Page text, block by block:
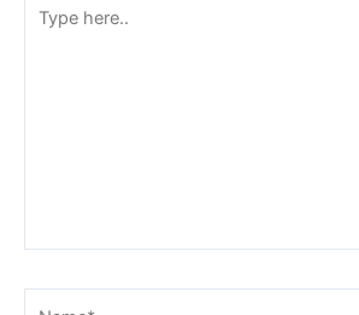
here..